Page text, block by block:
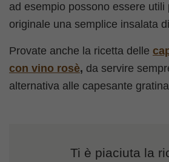
ad esempio possono essere utili
originale una semplice insalata
Provate anche la ricetta delle
con vino rosè, da servire
alternativa alle capesante
Ti è piaciuta la